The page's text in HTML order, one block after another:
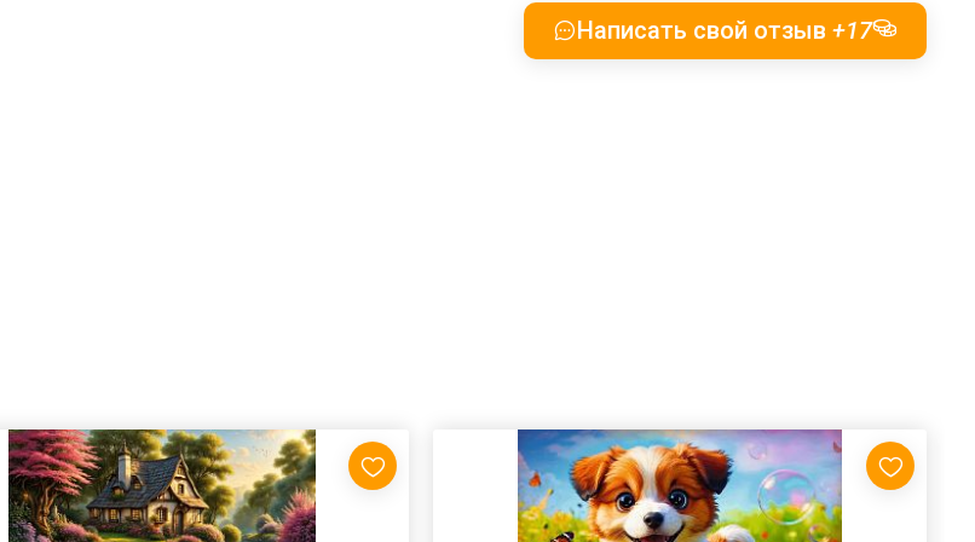
Написать свой отзыв +17